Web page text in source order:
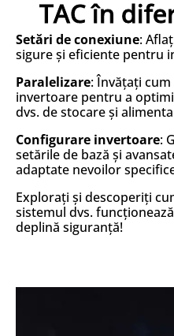
TAC în
Setări de conexiune:
sigure și eficiente pentru
Paralelizare: Învățați
invertoare pentru a
dvs. de stocare și
Configurare invertoare:
setările de bază și
adaptate nevoilor
Explorați și descoperiți
sistemul dvs.
deplină siguranță!